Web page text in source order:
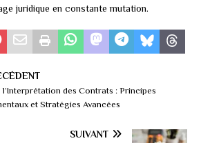
juridique en constante mutation.
l’Interprétation des Contrats : Principes
et Stratégies Avancées
SUIVANT